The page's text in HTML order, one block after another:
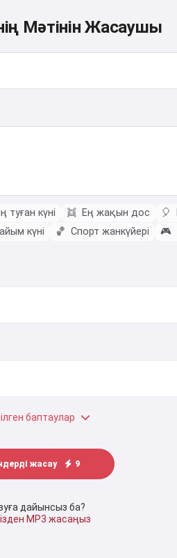
Мәтінін Жасаушы
туған күні 👯 Ең жақын дос 🎈
күні 🏀 Спорт жанкүйері 🎮
баптаулар
жасау 9
дайынсыз ба?
MP3 жасаңыз